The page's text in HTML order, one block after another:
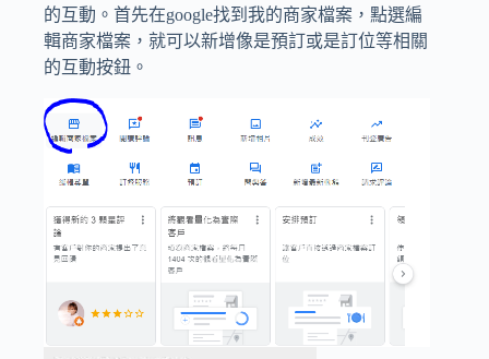
的互動。首先在google找到我的商家檔案，點選編
輯商家檔案，就可以新增像是預訂或是訂位等相關
的互動按鈕。